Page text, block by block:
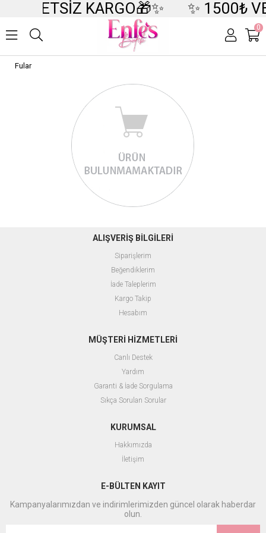
ÜCRETSİZ KARGO🎁✨ ✨ 1500₺
0
Fular
ALIŞVERİŞ BİLGİLERİ
Siparişlerim
Beğendiklerim
İade Taleplerim
Kargo Takip
Hesabım
MÜŞTERİ HİZMETLERİ
Canlı Destek
Yardım
Garanti & İade Sorgulama
Sıkça Sorulan Sorular
KURUMSAL
Hakkımızda
İletişim
E-BÜLTEN KAYIT
Kampanyalarımızdan ve indirimlerimizden güncel olarak haberdar
olun.